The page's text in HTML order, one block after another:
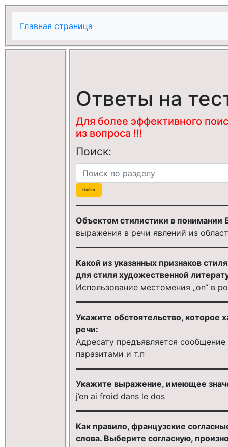
Главная страница
Ответы на
Для более эффективного
из вопроса !!!
Поиск:
Объектом стилистики в понимании
выражения в речи явлений из
Какой из указанных признаков
для стиля художественной
Использование местомения „on“ в
Укажите обстоятельство, которое
речи:
Адресату предъявляется
паразитами и т.п
Укажите выражение, имеющее
j’en ai froid dans le dos
Как правило, французские
слова. Выберите согласную,